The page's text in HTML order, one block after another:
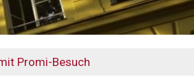
Promi-Besuch